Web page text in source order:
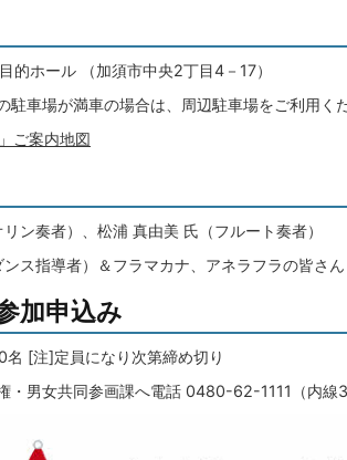
的ホール （加須市中央2丁目4－17）
駐車場が満車の場合は、周辺駐車場をご利用くだ
ご案内地図
ン奏者）、松浦 真由美 氏（フルート奏者）
ス指導者）＆フラマカナ、アネラフラの皆さん
加申込み
[注]定員になり次第締め切り
・男女共同参画課へ電話 0480-62-1111（内線